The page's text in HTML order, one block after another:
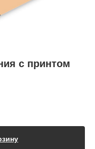
с принтом